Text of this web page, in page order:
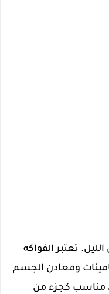
تعتبر الفواكه
ومعادن الجسم
مناسب كجزء من